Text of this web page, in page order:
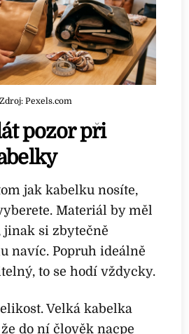
Zdroj: Pexels.com
pozor při
jak kabelku nosíte,
Materiál by měl
jinak si zbytečně
navíc. Popruh ideálně
to se hodí vždycky.
Velká kabelka
do ní člověk nacpe